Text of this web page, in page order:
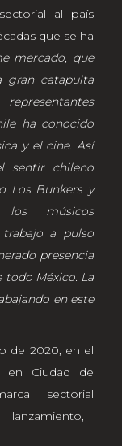
al país
que se ha
mercado, que
gran catapulta
ha conocido
y el cine. Así
sentir chileno
Los Bunkers y
los músicos
a pulso
presencia
todo México. La
en este
de 2020, en el
en Ciudad de
sectorial